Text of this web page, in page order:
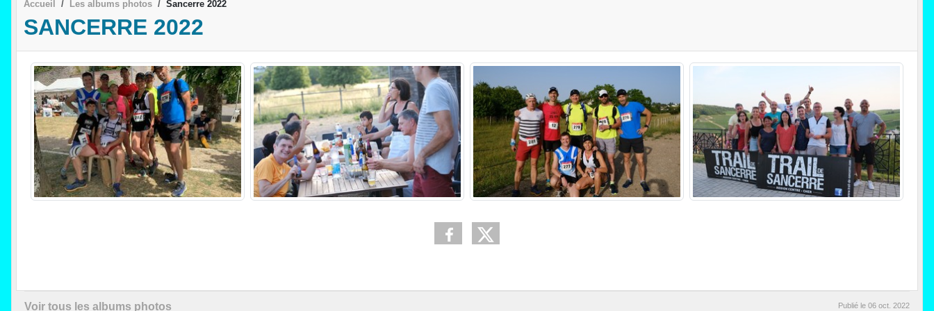
Accueil Les albums photos Sancerre 2022
SANCERRE 2022
Voir tous les albums photos Publié le 06 oct. 2022